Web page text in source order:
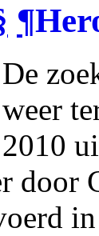
¶
De
weer
2010
door
in